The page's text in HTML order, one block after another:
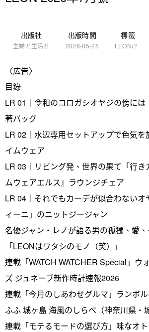
出版社
主婦と生活社
出版時間
2026-05-25
標籤
LEON
〈広告〉
目錄
LR 01｜令和のコロガシオヤジの傍には
著バッグ
LR 02｜水辺専用セットアップで色気を
イムウェア
LR 03｜リビング発、世界の果て「行き
ムウェアエルス』ラウンジチェア
LR 04｜それでもカーデが似合わない
ィーニ」のニットジージャン
名優ジャン・レノが語る男の孤獨、愛
「LEONはワタシのモノ（笑）」
連載「WATCH WATCHER Special」ウ
ズ ジュネーブ新作時計速報2026
連載「今月のしあわせグルマ」ランボ
ふふ 城ヶ島 海風のしらべ（神奈川県・
連載「モテるモードの選び方」味なオ